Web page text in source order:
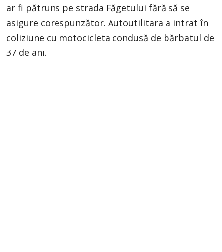
ar fi pătruns pe strada Făgetului fără să se
asigure corespunzător. Autoutilitara a intrat în
coliziune cu motocicleta condusă de bărbatul de
37 de ani.